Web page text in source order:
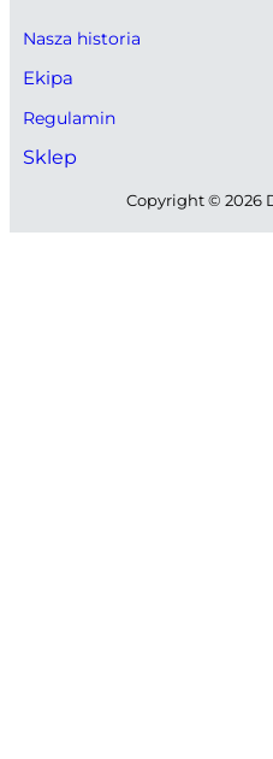
Nasza historia
Ekipa
Regulamin
Sklep
Copyright © 2026